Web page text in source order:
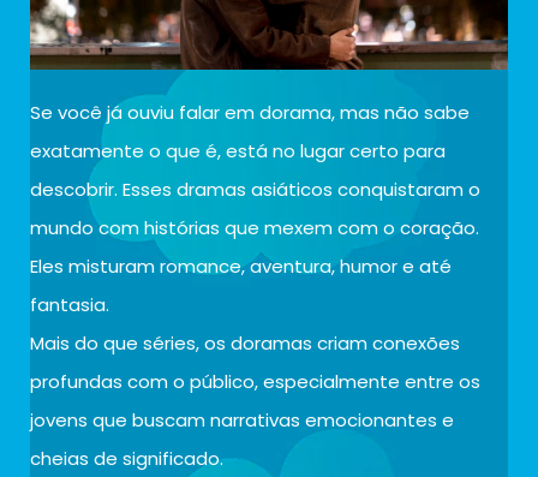
Se você já ouviu falar em dorama, mas não sabe
exatamente o que é, está no lugar certo para
descobrir. Esses dramas asiáticos conquistaram o
mundo com histórias que mexem com o coração.
Eles misturam romance, aventura, humor e até
fantasia.
Mais do que séries, os doramas criam conexões
profundas com o público, especialmente entre os
jovens que buscam narrativas emocionantes e
cheias de significado.